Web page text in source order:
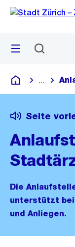
Sprunglink
Menü
Deutsch
Blende
Seite
Die
unterstützt bei
und Anliegen.